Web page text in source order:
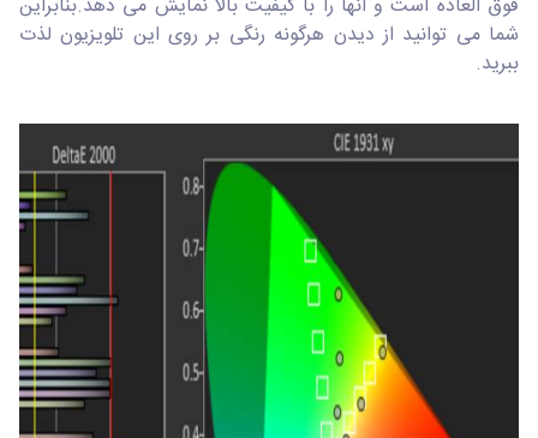
فوق العاده است و انها را با کیفیت بالا نمایش می دهد.بنابراین
شما می توانید از دیدن هرگونه رنگی بر روی این تلویزیون لذت
ببرید.